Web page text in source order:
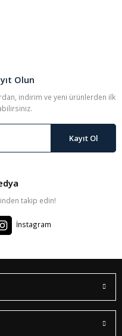
Olun
indirim ve yeni ürünlerden ilk
Kayıt Ol
takip edin!
İnstagram